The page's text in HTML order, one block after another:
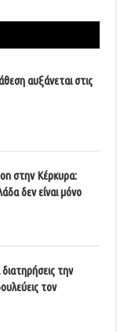
αυξάνεται στις
στην Κέρκυρα:
δεν είναι μόνο
διατηρήσεις την
τον